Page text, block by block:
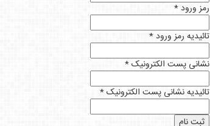
رمز ورود *
تائیدیه رمز ورود *
نشانی پست الکترونیک *
تائیدیه نشانی پست الکترونیک *
ثبت نام